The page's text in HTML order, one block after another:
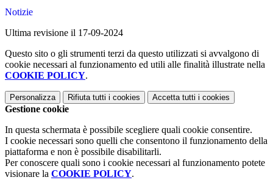
Notizie
Ultima revisione il 17-09-2024
Questo sito o gli strumenti terzi da questo utilizzati si avvalgono di
cookie necessari al funzionamento ed utili alle finalità illustrate nella
COOKIE POLICY.
Personalizza Rifiuta tutti i cookies Accetta tutti i cookies
Gestione cookie
In questa schermata è possibile scegliere quali cookie consentire.
I cookie necessari sono quelli che consentono il funzionamento della
piattaforma e non è possibile disabilitarli.
Per conoscere quali sono i cookie necessari al funzionamento potete
visionare la COOKIE POLICY.